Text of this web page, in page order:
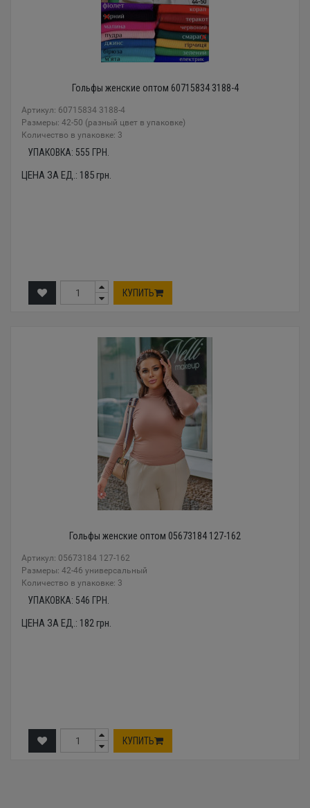
Гольфы женские оптом 60715834 3188-4
Артикул: 60715834 3188-4
Размеры: 42-50 (разный цвет в упаковке)
Количество в упаковке: 3
УПАКОВКА: 555 ГРН.
ЦЕНА ЗА ЕД.: 185грн.
КУПИТЬ
Гольфы женские оптом 05673184 127-162
Артикул: 05673184 127-162
Размеры: 42-46 универсальный
Количество в упаковке: 3
УПАКОВКА: 546 ГРН.
ЦЕНА ЗА ЕД.: 182грн.
КУПИТЬ